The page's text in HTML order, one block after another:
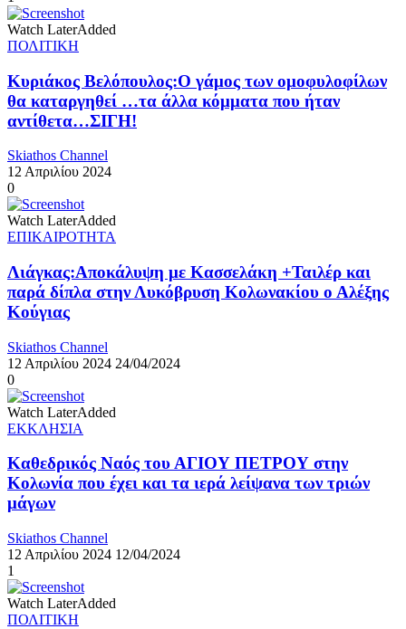
Watch LaterAdded
ΠΟΛΙΤΙΚΗ
Κυριάκος Βελόπουλος:Ο γάμος των ομοφυλοφίλων
θα καταργηθεί …τα άλλα κόμματα που ήταν
αντίθετα…ΣΙΓΗ!
Skiathos Channel
12 Απριλίου 2024
0
Watch LaterAdded
ΕΠΙΚΑΙΡΟΤΗΤΑ
Λιάγκας:Αποκάλυψη με Κασσελάκη +Ταιλέρ και
παρά δίπλα στην Λυκόβρυση Κολωνακίου ο Αλέξης
Κούγιας
Skiathos Channel
12 Απριλίου 2024 24/04/2024
0
Watch LaterAdded
ΕΚΚΛΗΣΙΑ
Καθεδρικός Ναός του ΑΓΙΟΥ ΠΕΤΡΟΥ στην
Κολωνία που έχει και τα ιερά λείψανα των τριών
μάγων
Skiathos Channel
12 Απριλίου 2024 12/04/2024
1
Watch LaterAdded
ΠΟΛΙΤΙΚΗ